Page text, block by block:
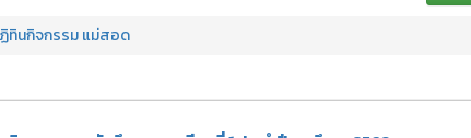
ทินกิจกรรม แม่สอด